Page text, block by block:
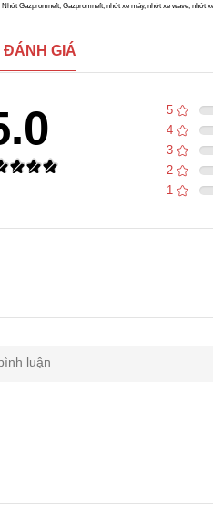
Gazpromneft, Gazpromneft, nhớt xe máy, nhớt xe wave, nhớt
ĐÁNH GIÁ
5
4
3
2
1